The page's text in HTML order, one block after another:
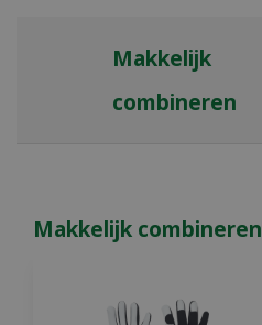
Makkelijk
combineren
Makkelijk combineren